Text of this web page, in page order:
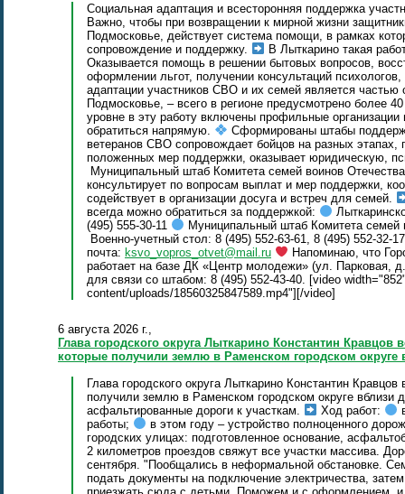
Социальная адаптация и всесторонняя поддержка
Важно, чтобы при возвращении к мирной жизни
Подмосковье, действует система помощи, в рамках
сопровождение и поддержку.
В Лыткарино такая
Оказывается помощь в решении бытовых вопросов,
оформлении льгот, получении консультаций
адаптации участников СВО и их семей является
Подмосковье, – всего в регионе предусмотрено более
уровне в эту работу включены профильные
обратиться напрямую.
Сформированы штабы
ветеранов СВО сопровождает бойцов на разных
положенных мер поддержки, оказывает юридическую,
Муниципальный штаб Комитета семей воинов
консультирует по вопросам выплат и мер поддержки,
содействует в организации досуга и встреч для семей.
всегда можно обратиться за поддержкой:
(495) 555-30-11
Муниципальный штаб Комитета семей
Военно-учетный стол: 8 (495) 552‑63‑61, 8 (495)
почта: ksvo_vopros_otvet@mail.ru
Напоминаю, что
работает на базе ДК «Центр молодежи» (ул. Парковая,
для связи со штабом: 8 (495) 552‑43‑40. [video
content/uploads/18560325847589.mp4"][/video]
6 августа 2026 г.,
Глава городского округа Лыткарино Константин
которые получили землю в Раменском городском округе
Глава городского округа Лыткарино Константин
получили землю в Раменском городском округе вблизи
асфальтированные дороги к участкам.
Ход работ:
работы;
в этом году – устройство полноценного
городских улицах: подготовленное основание,
2 километров проездов свяжут все участки массива.
сентября. "Пообщались в неформальной обстановке.
подать документы на подключение электричества,